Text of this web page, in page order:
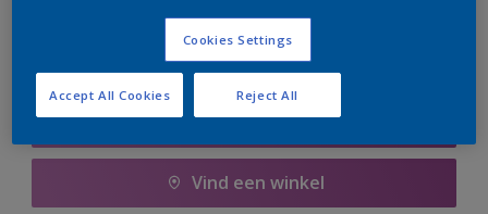
Boodschappenlijst
Vind een winkel
Cookies Settings
Reject All
Accept All Cookies